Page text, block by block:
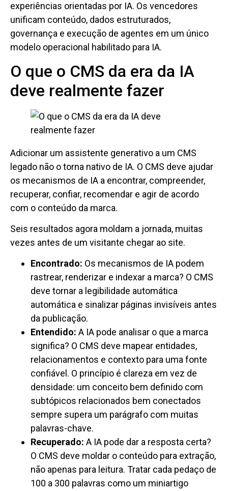
experiências orientadas por IA. Os vencedores
unificam conteúdo, dados estruturados,
governança e execução de agentes em um único
modelo operacional habilitado para IA.
O que o CMS da era da IA ​​
deve realmente fazer
Adicionar um assistente generativo a um CMS
legado não o torna nativo de IA. O CMS deve ajudar
os mecanismos de IA a encontrar, compreender,
recuperar, confiar, recomendar e agir de acordo
com o conteúdo da marca.
Seis resultados agora moldam a jornada, muitas
vezes antes de um visitante chegar ao site.
Encontrado: Os mecanismos de IA podem
rastrear, renderizar e indexar a marca? O CMS
deve tornar a legibilidade automática
automática e sinalizar páginas invisíveis antes
da publicação.
Entendido: A IA pode analisar o que a marca
significa? O CMS deve mapear entidades,
relacionamentos e contexto para uma fonte
confiável. O princípio é clareza em vez de
densidade: um conceito bem definido com
subtópicos relacionados bem conectados
sempre supera um parágrafo com muitas
palavras-chave.
Recuperado: A IA pode dar a resposta certa?
O CMS deve moldar o conteúdo para extração,
não apenas para leitura. Tratar cada pedaço de
100 a 300 palavras como um miniartigo